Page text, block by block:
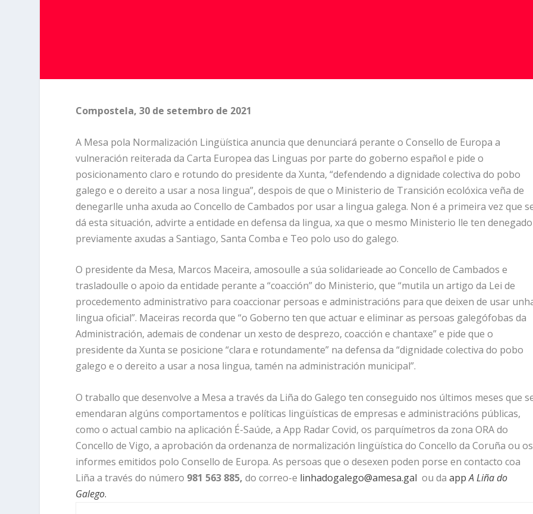
Compostela, 30 de setembro de 2021
A Mesa pola Normalización Lingüística anuncia que denunciará perante o Consello de Europa a
vulneración reiterada da Carta Europea das Linguas por parte do goberno español e pide o
posicionamento claro e rotundo do presidente da Xunta, “defendendo a dignidade colectiva do pobo
galego e o dereito a usar a nosa lingua”, despois de que o Ministerio de Transición ecolóxica veña de
denegarlle unha axuda ao Concello de Cambados por usar a lingua galega. Non é a primeira vez que
dá esta situación, advirte a entidade en defensa da lingua, xa que o mesmo Ministerio lle ten denegado
previamente axudas a Santiago, Santa Comba e Teo polo uso do galego.
O presidente da Mesa, Marcos Maceira, amosoulle a súa solidarieade ao Concello de Cambados e
trasladoulle o apoio da entidade perante a “coacción” do Ministerio, que “mutila un artigo da Lei de
procedemento administrativo para coaccionar persoas e administracións para que deixen de usar
lingua oficial”. Maceiras recorda que “o Goberno ten que actuar e eliminar as persoas galegófobas da
Administración, ademais de condenar un xesto de desprezo, coacción e chantaxe” e pide que o
presidente da Xunta se posicione “clara e rotundamente” na defensa da “dignidade colectiva do pobo
galego e o dereito a usar a nosa lingua, tamén na administración municipal”.
O traballo que desenvolve a Mesa a través da Liña do Galego ten conseguido nos últimos meses que
emendaran algúns comportamentos e políticas lingüísticas de empresas e administracións públicas,
como o actual cambio na aplicación É-Saúde, a App Radar Covid, os parquímetros da zona ORA do
Concello de Vigo, a aprobación da ordenanza de normalización lingüística do Concello da Coruña ou os
informes emitidos polo Consello de Europa. As persoas que o desexen poden porse en contacto coa
Liña a través do número 981 563 885,do correo-e linhadogalego@amesa.gal ou daappA Liña do
Galego.